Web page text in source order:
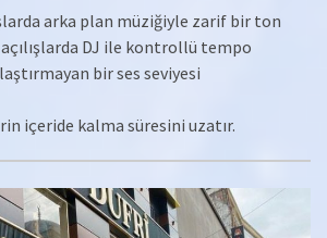
arka plan müziğiyle zarif bir ton
DJ ile kontrollü tempo
bir ses seviyesi
içeride kalma süresini uzatır.